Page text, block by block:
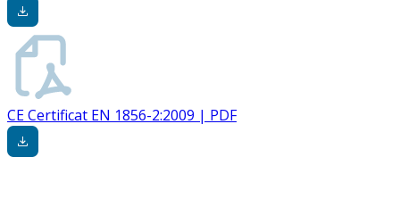
CE Certificat EN 1856-2:2009 | PDF